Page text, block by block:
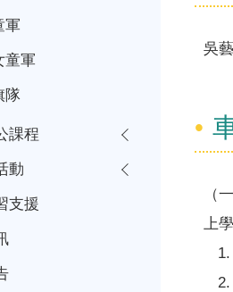
吳
（
上
軍
童軍
隊
課程
動
支援